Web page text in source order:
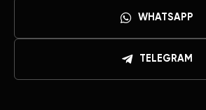
WHATSAPP
TELEGRAM